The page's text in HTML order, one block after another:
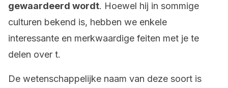
gewaardeerd wordt. Hoewel hij in sommige
culturen bekend is, hebben we enkele
interessante en merkwaardige feiten met je te
delen over t.
De wetenschappelijke naam van deze soort is